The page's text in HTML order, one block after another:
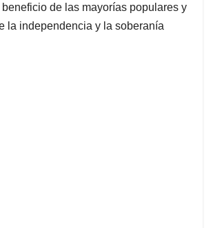
beneficio de las mayorías populares y
la independencia y la soberanía